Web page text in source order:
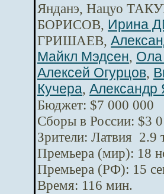
Янданэ, Нацуо
БОРИСОВ, Ирина
ГРИШАЕВ,
Майкл Мэдсен, Ола
Алексей Огурцов,
Кучера, Александр
Бюджет: $7 000 000
Сборы в России: $3
Зрители: Латвия 2.9
Премьера (мир): 18
Премьера (РФ): 15
Время: 116 мин.